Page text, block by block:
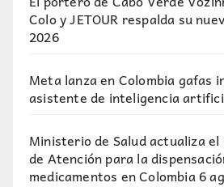
Colo y JETOUR respalda su
2026
Meta lanza en Colombia gafas
asistente de inteligencia
Ministerio de Salud actualiza el
de Atención para la
medicamentos en Colombia6